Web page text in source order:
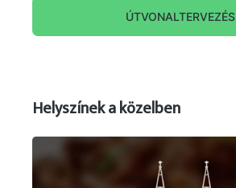
ÚTVONALTERVEZÉS
Helyszínek a közelben